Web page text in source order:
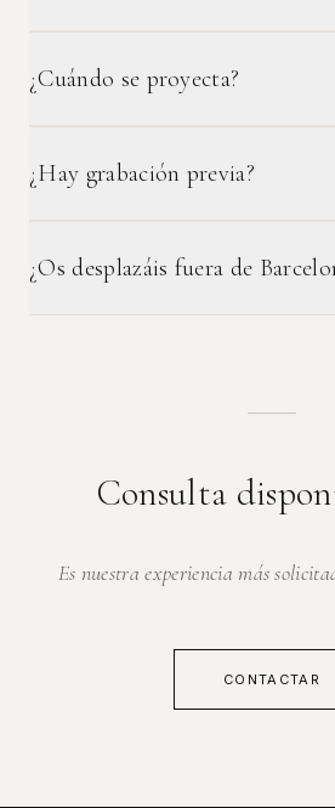
¿Cuándo se proyecta?
¿Hay grabación previa?
¿Os desplazáis fuera de
Consulta
Es nuestra experiencia más
CONTACTAR